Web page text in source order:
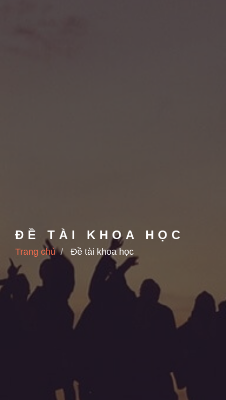
ĐỀ TÀI KHOA HỌC
Trang chủ Đề tài khoa học